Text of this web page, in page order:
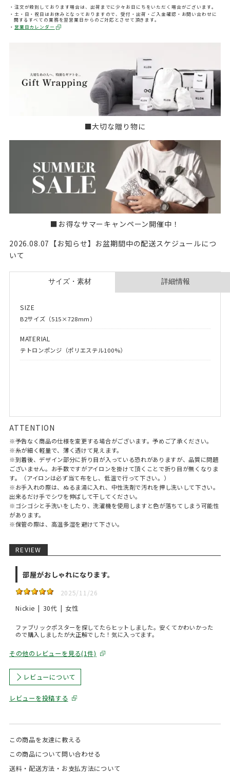
注文が殺到しております場合は、出荷までに少々お日にちをいただく場合がございます。
土・日・祝日はお休みとなっておりますので、受付・出荷・ご入金確認・お問い合わせに
関するすべての業務を翌営業日からのご対応とさせて頂きます。
営業日カレンダー
■大切な贈り物に
■お得なサマーキャンペーン開催中！
2026.08.07【お知らせ】お盆期間中の配送スケジュールにつ
いて
SIZE
B2サイズ（515×728mm）
MATERIAL
テトロンポンジ（ポリエステル100%）
ATTENTION
※予告なく商品の仕様を変更する場合がございます。予めご了承ください。
※糸が細く軽量で、薄く透けて見えます。
※到着後、デザイン部分に折り目が入っている恐れがありますが、品質に問題
ございません。お手数ですがアイロンを掛けて頂くことで折り目が無くなりま
す。（アイロンは必ず当て布をし、低温で行って下さい。）
※お手入れの際は、ぬるま湯に入れ、中性洗剤で汚れを押し洗いして下さい。
出来るだけ手でシワを伸ばして干してください。
※ゴシゴシと手洗いをしたり、洗濯機を使用しますと色が落ちてしまう可能性
があります。
※保管の際は、高温多湿を避けて下さい。
REVIEW
部屋がおしゃれになります。
2025/11/26
Nickie
30代 女性
ファブリックポスターを探してたらヒットしました。安くてかわいかった
ので購入しましたが大正解でした！気に入ってます。
その他のレビューを見る(1件)
レビューについて
レビューを投稿する
この商品を友達に教える
この商品について問い合わせる
送料・配送方法・お支払方法について